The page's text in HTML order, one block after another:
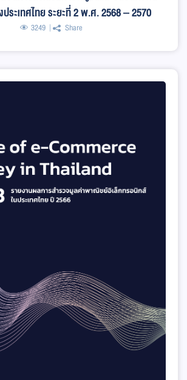
ระเทศไทย ระยะที่ 2 พ.ศ. 2568 – 2570
3249 Share